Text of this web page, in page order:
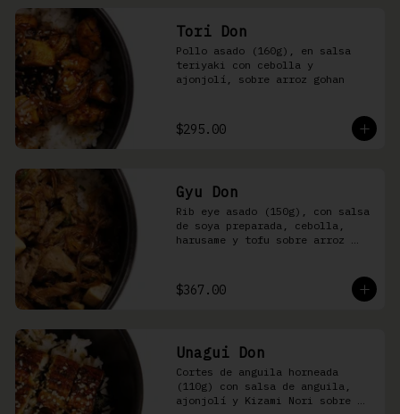
Tori Don
Pollo asado (160g), en salsa
teriyaki con cebolla y
ajonjolí, sobre arroz gohan
$295.00
Gyu Don
Rib eye asado (150g), con salsa
de soya preparada, cebolla,
harusame y tofu sobre arroz
$367.00
Unagui Don
Cortes de anguila horneada
(110g) con salsa de anguila,
ajonjolí y Kizami Nori sobre